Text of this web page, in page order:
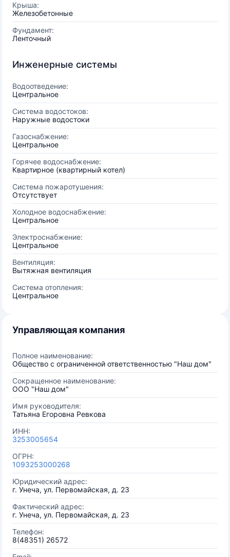
Крыша:
Железобетонные
Фундамент:
Ленточный
Инженерные системы
Водоотведение:
Центральное
Система водостоков:
Наружные водостоки
Газоснабжение:
Центральное
Горячее водоснабжение:
Квартирное (квартирный котел)
Система пожаротушения:
Отсутствует
Холодное водоснабжение:
Центральное
Электроснабжение:
Центральное
Вентиляция:
Вытяжная вентиляция
Система отопления:
Центральное
Управляющая компания
Полное наименование:
Общество с ограниченной ответственностью "Наш дом"
Сокращенное наименование:
ООО "Наш дом"
Имя руководителя:
Татьяна Егоровна Ревкова
ИНН:
3253005654
ОГРН:
1093253000268
Юридический адрес:
г. Унеча, ул. Первомайская, д. 23
Фактический адрес:
г. Унеча, ул. Первомайская, д. 23
Телефон:
8(48351) 26572